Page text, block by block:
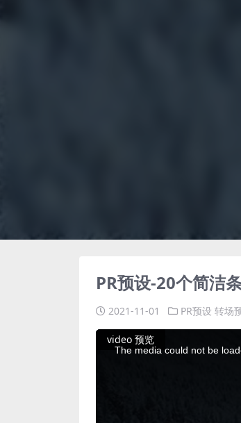
PR预设-20个简洁
2021-11-01 PR预设 转场
video 预览
This
The media could not be